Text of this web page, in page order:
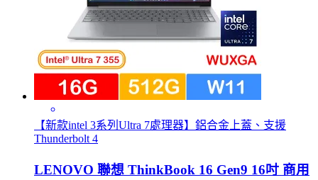
【新款intel 3系列Ultra 7處理器】鋁合金上蓋、支援
Thunderbolt 4
LENOVO 聯想 ThinkBook 16 Gen9 16吋 商用